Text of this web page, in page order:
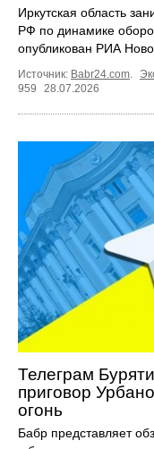
Иркутская область
РФ по динамике
опубликован РИА
Источник: Babr24.com
959
28.07.2026
Телеграм
приговор
огонь
Бабр представляет